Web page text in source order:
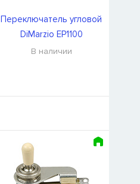
Переключатель угловой
DiMarzio EP1100
В наличии